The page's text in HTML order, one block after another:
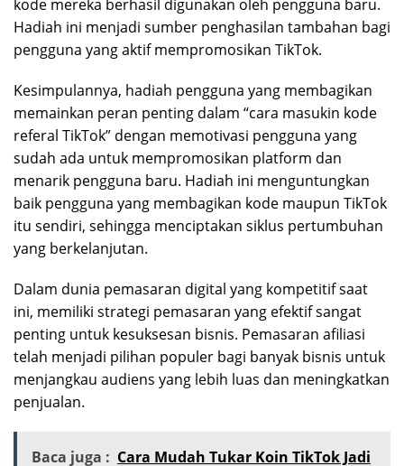
kode mereka berhasil digunakan oleh pengguna baru.
Hadiah ini menjadi sumber penghasilan tambahan bagi
pengguna yang aktif mempromosikan TikTok.
Kesimpulannya, hadiah pengguna yang membagikan
memainkan peran penting dalam “cara masukin kode
referal TikTok” dengan memotivasi pengguna yang
sudah ada untuk mempromosikan platform dan
menarik pengguna baru. Hadiah ini menguntungkan
baik pengguna yang membagikan kode maupun TikTok
itu sendiri, sehingga menciptakan siklus pertumbuhan
yang berkelanjutan.
Dalam dunia pemasaran digital yang kompetitif saat
ini, memiliki strategi pemasaran yang efektif sangat
penting untuk kesuksesan bisnis. Pemasaran afiliasi
telah menjadi pilihan populer bagi banyak bisnis untuk
menjangkau audiens yang lebih luas dan meningkatkan
penjualan.
Baca juga : Cara Mudah Tukar Koin TikTok Jadi